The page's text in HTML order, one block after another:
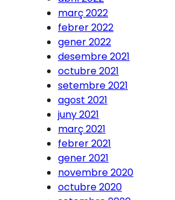
març 2022
febrer 2022
gener 2022
desembre 2021
octubre 2021
setembre 2021
agost 2021
juny 2021
març 2021
febrer 2021
gener 2021
novembre 2020
octubre 2020